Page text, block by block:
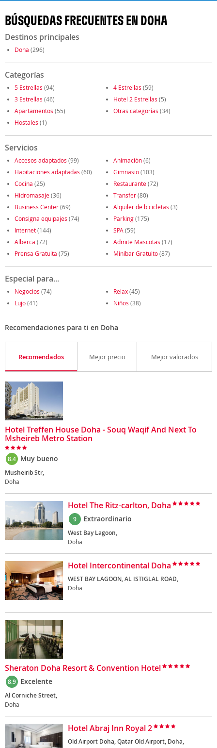
BÚSQUEDAS FRECUENTES EN DOHA
Destinos principales
Doha (296)
Categorías
5 Estrellas (94) 4 Estrellas (59)
3 Estrellas (46) Hotel 2 Estrellas (5)
Apartamentos (55) Otras categorías (34)
Hostales (1)
Servicios
Accesos adaptados (99) Animación(6)
Habitaciones adaptadas (60) Gimnasio(103)
Cocina (25) Restaurante(72)
Hidromasaje(36) Transfer(80)
Business Center(69) Alquiler de bicicletas (3)
Consigna equipajes (74) Parking(175)
Internet(144) SPA (59)
Alberca (72) Admite Mascotas (17)
Prensa Gratuita (75) Minibar Gratuito(87)
Especial para...
Negocios (74) Relax(45)
Lujo(41) Niños (38)
Recomendaciones para ti en Doha
Recomendados Mejor precio Mejor valorados
Hotel Treffen House Doha - Souq Waqif And Next To
Msheireb Metro Station
8.4 Muy bueno
Musheirib Str,
Doha
Hotel The Ritz-carlton, Doha
9 Extraordinario
West Bay Lagoon,
Doha
Hotel Intercontinental Doha
WEST BAY LAGOON, AL ISTIGLAL ROAD,
Doha
Sheraton Doha Resort & Convention Hotel
8.9 Excelente
Al Corniche Street,
Doha
Hotel Abraj Inn Royal 2
Old Airport Doha, Qatar Old Airport, Doha,